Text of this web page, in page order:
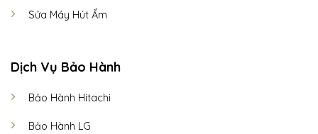
Sửa Máy Hút Ẩm
Dịch Vụ Bảo Hành
Bảo Hành Hitachi
Bảo Hành LG